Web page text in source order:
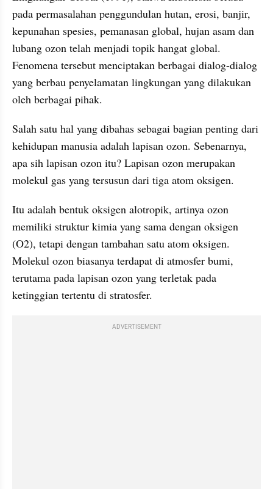
pada permasalahan penggundulan hutan, erosi, banjir,
kepunahan spesies, pemanasan global, hujan asam dan
lubang ozon telah menjadi topik hangat global.
Fenomena tersebut menciptakan berbagai dialog-dialog
yang berbau penyelamatan lingkungan yang dilakukan
oleh berbagai pihak.
Salah satu hal yang dibahas sebagai bagian penting dari
kehidupan manusia adalah lapisan ozon. Sebenarnya,
apa sih lapisan ozon itu? Lapisan ozon merupakan
molekul gas yang tersusun dari tiga atom oksigen.
Itu adalah bentuk oksigen alotropik, artinya ozon
memiliki struktur kimia yang sama dengan oksigen
(O2), tetapi dengan tambahan satu atom oksigen.
Molekul ozon biasanya terdapat di atmosfer bumi,
terutama pada lapisan ozon yang terletak pada
ketinggian tertentu di stratosfer.
ADVERTISEMENT